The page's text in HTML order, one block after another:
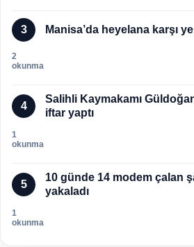
3 Manisa’da heyelana karşı
2
okunma
4
Salihli Kaymakamı
iftar yaptı
1
okunma
5
10 günde 14 modem çalan
yakaladı
1
okunma